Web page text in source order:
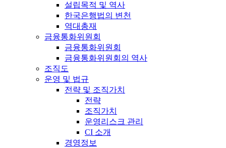
설립목적 및 역사
한국은행법의 변천
역대총재
금융통화위원회
금융통화위원회
금융통화위원회의 역사
조직도
운영 및 법규
전략 및 조직가치
전략
조직가치
운영리스크 관리
CI 소개
경영정보